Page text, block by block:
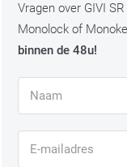
Vragen over GIVI
Monolock of
binnen de 48u!